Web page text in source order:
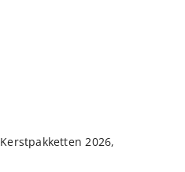
Kerstpakketten 2026,